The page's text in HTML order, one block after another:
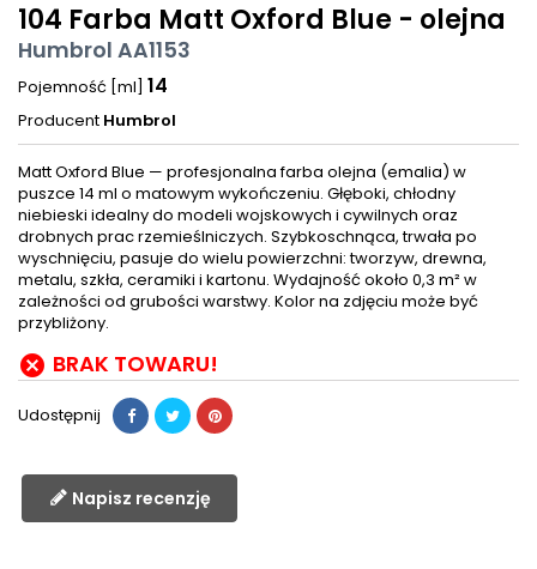
104 Farba Matt Oxford Blue - olejna
Humbrol AA1153
Pojemność [ml] 14
Producent Humbrol
Matt Oxford Blue — profesjonalna farba olejna (emalia) w
puszce 14 ml o matowym wykończeniu. Głęboki, chłodny
niebieski idealny do modeli wojskowych i cywilnych oraz
drobnych prac rzemieślniczych. Szybkoschnąca, trwała po
wyschnięciu, pasuje do wielu powierzchni: tworzyw, drewna,
metalu, szkła, ceramiki i kartonu. Wydajność około 0,3 m² w
zależności od grubości warstwy. Kolor na zdjęciu może być
przybliżony.
 BRAK TOWARU!
Udostępnij
Napisz recenzję